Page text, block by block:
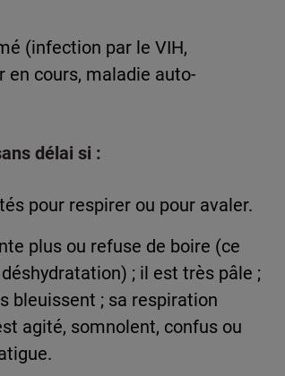
(infection par le VIH,
cours, maladie auto-
délai si :
pour respirer ou pour avaler.
plus ou refuse de boire (ce
; il est très pâle ;
bleuissent ; sa respiration
agité, somnolent, confus ou